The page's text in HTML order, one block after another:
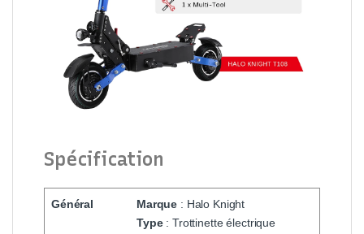
Spécification
Général Marque : Halo Knight
Type: Trottinette électrique